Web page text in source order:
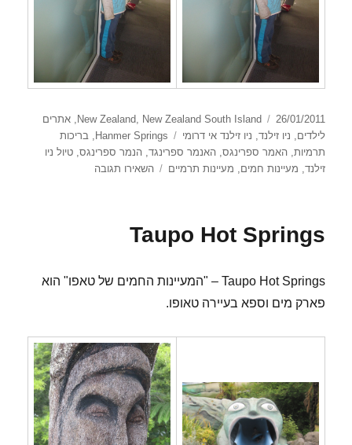
פורסם
בתאריך
26/01/2011 קטגוריות New Zealand, New Zealand South Island
,אתרים
לילדים, ניו זילנד, ניו זילנד אי דרומי תגיות
Hanmer Springs
,בריכות
תרמיות,האמר ספרינגס,האנמר ספרינגד,הנמר ספרינגס,טיול ניו
זילנד, מעיינות חמים, מעיינות תרמיים השאירו תגובה
Taupo Hot Springs
Taupo Hot Springs – "המעיינות החמים של טאפו" הוא
פארק מים וספא בעיירה טאופו.